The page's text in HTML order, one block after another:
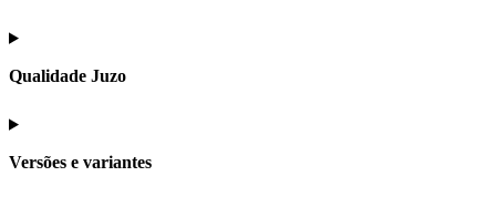
Qualidade Juzo
Versões e variantes